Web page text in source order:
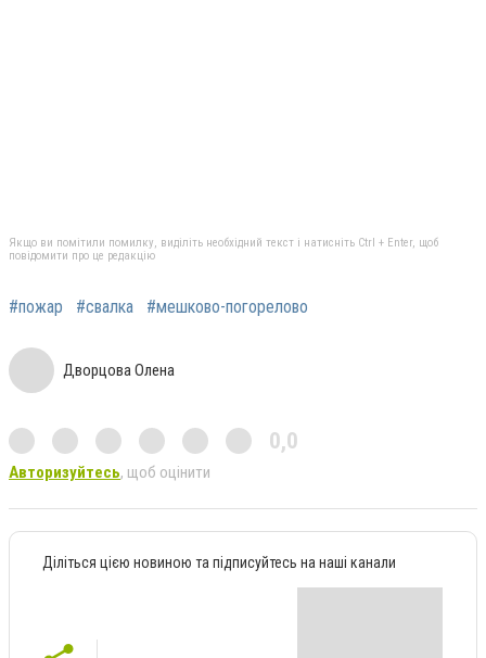
Якщо ви помітили помилку, виділіть необхідний текст і натисніть Ctrl + Enter, щоб
повідомити про це редакцію
#пожар #свалка #мешково-погорелово
Дворцова Олена
0,0
Авторизуйтесь, щоб оцінити
Діліться цією новиною та підписуйтесь на наші канали